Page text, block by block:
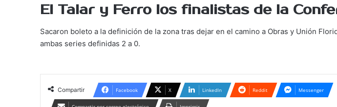
El Talar y Ferro los finalistas de la
Sacaron boleto a la definición de la zona tras dejar en el camino a Obras y Unión
ambas series definidas 2 a 0.
Compartir Facebook X LinkedIn Reddit Messenger
«Derrota
No se